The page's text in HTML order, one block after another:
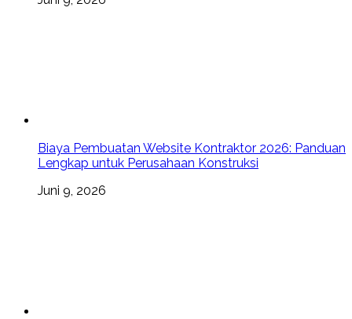
Biaya Pembuatan Website Kontraktor 2026: Panduan
Lengkap untuk Perusahaan Konstruksi
Juni 9, 2026